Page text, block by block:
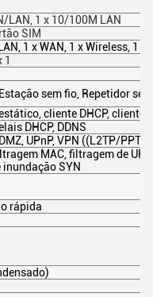
LAN, 1 x 10/100M LAN
SIM
1 x WAN, 1 x Wireless, 1 x
1
sem fio, Repetidor
cliente DHCP, cliente
DHCP, DDNS
UPnP, VPN ((L2TP/
MAC, filtragem de
SYN
rápida